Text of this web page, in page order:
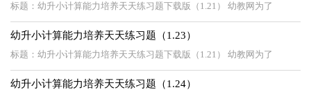
标题：幼升小计算能力培养天天练习题下载版（1.21） 幼教网为了
幼升小计算能力培养天天练习题（1.23）
标题：幼升小计算能力培养天天练习题下载版（1.21） 幼教网为了
幼升小计算能力培养天天练习题（1.24）